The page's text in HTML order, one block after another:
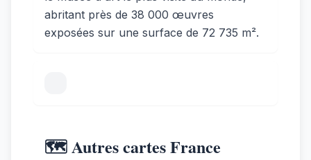
abritant près de 38 000 œuvres
exposées sur une surface de 72 735 m².
🗺️ Autres cartes France